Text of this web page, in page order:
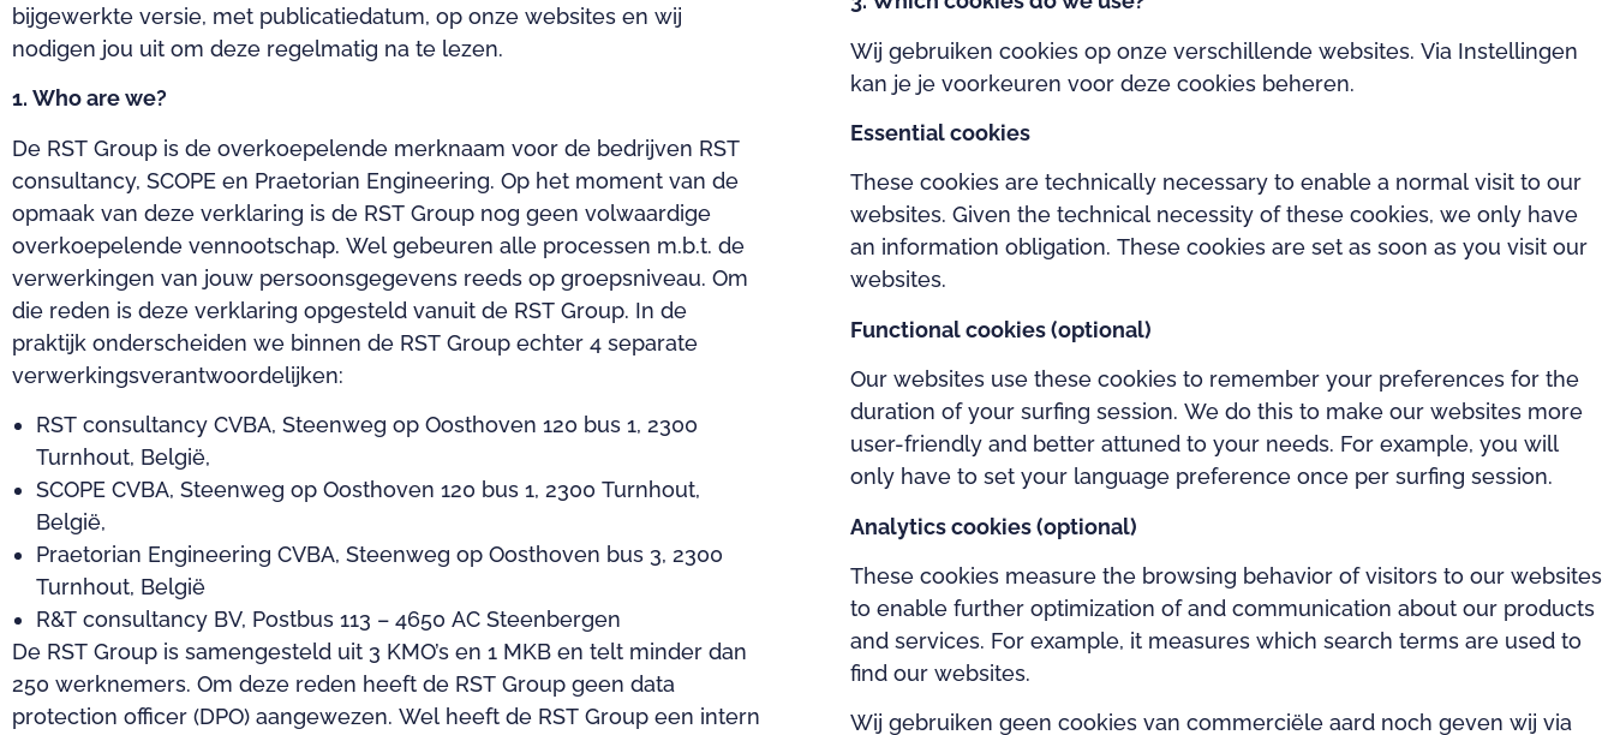
bijgewerkte versie, met publicatiedatum, op onze websites en wij
nodigen jou uit om deze regelmatig na te lezen.
1. Who are we?
De RST Group is de overkoepelende merknaam voor de bedrijven RST
consultancy, SCOPE en Praetorian Engineering. Op het moment van de
opmaak van deze verklaring is de RST Group nog geen volwaardige
overkoepelende vennootschap. Wel gebeuren alle processen m.b.t. de
verwerkingen van jouw persoonsgegevens reeds op groepsniveau. Om
die reden is deze verklaring opgesteld vanuit de RST Group. In de
praktijk onderscheiden we binnen de RST Group echter 4 separate
verwerkingsverantwoordelijken:
RST consultancy CVBA, Steenweg op Oosthoven 120 bus 1, 2300
Turnhout, België,
SCOPE CVBA, Steenweg op Oosthoven 120 bus 1, 2300 Turnhout,
België,
Praetorian Engineering CVBA, Steenweg op Oosthoven bus 3, 2300
Turnhout, België
R&T consultancy BV, Postbus 113 – 4650 AC Steenbergen
De RST Group is samengesteld uit 3 KMO’s en 1 MKB en telt minder dan
250 werknemers. Om deze reden heeft de RST Group geen data
protection officer (DPO) aangewezen. Wel heeft de RST Group een intern
Wij gebruiken cookies op onze verschillende websites. Via Instellingen
kan je je voorkeuren voor deze cookies beheren.
Essential cookies
These cookies are technically necessary to enable a normal visit to our
websites. Given the technical necessity of these cookies, we only have
an information obligation. These cookies are set as soon as you visit our
websites.
Functional cookies (optional)
Our websites use these cookies to remember your preferences for the
duration of your surfing session. We do this to make our websites more
user-friendly and better attuned to your needs. For example, you will
only have to set your language preference once per surfing session.
Analytics cookies (optional)
These cookies measure the browsing behavior of visitors to our websites
to enable further optimization of and communication about our products
and services. For example, it measures which search terms are used to
find our websites.
Wij gebruiken geen cookies van commerciële aard noch geven wij via